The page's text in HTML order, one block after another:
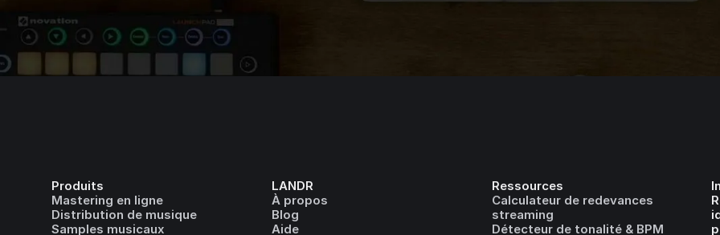
Produits
Mastering en ligne
Distribution de musique
Samples musicaux
LANDR
À propos
Blog
Aide
Ressources
Calculateur de redevances
streaming
Détecteur de tonalité & BPM